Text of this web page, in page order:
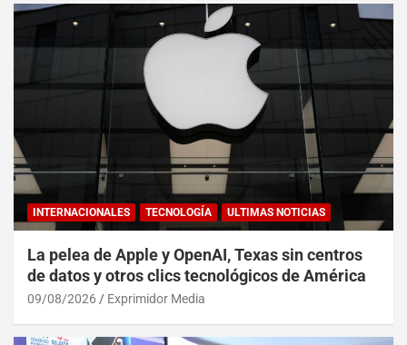
INTERNACIONALES TECNOLOGÍA ULTIMAS NOTICIAS
La pelea de Apple y OpenAI, Texas sin centros
de datos y otros clics tecnológicos de América
09/08/2026 Exprimidor Media